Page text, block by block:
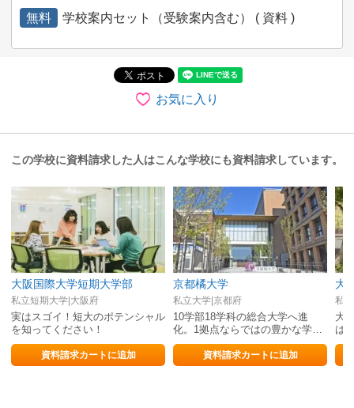
無料 学校案内セット（受験案内含む） ( 資料 )
お気に入り
この学校に資料請求した人はこんな学校にも資料請求しています。
大阪国際大学短期大学部
私立短期大学|大阪府
実はスゴイ！短大のポテンシャル
を知ってください！
資料請求カートに追加
京都橘大学
私立大学|京都府
10学部18学科の総合大学へ進
化。1拠点ならではの豊かな学び
で、夢をかなえる確かな力を育
資料請求カートに追加
大
私
大
は
ル